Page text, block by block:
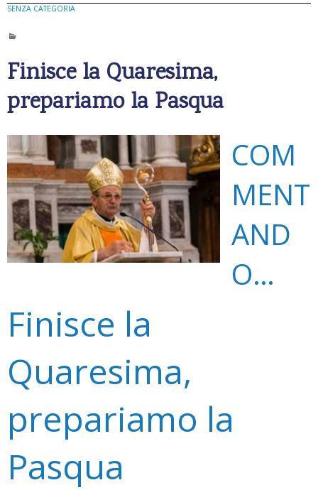
SENZA CATEGORIA
Finisce la Quaresima,
prepariamo la Pasqua
COM
MENT
AND
O…
Finisce la
Quaresima,
prepariamo la
Pasqua